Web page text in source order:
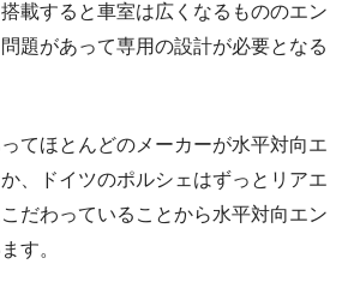
載すると車室は広くなるもののエン
題があって専用の設計が必要となる
てほとんどのメーカーが水平対向エ
、ドイツのポルシェはずっとリアエ
だわっていることから水平対向エン
す。